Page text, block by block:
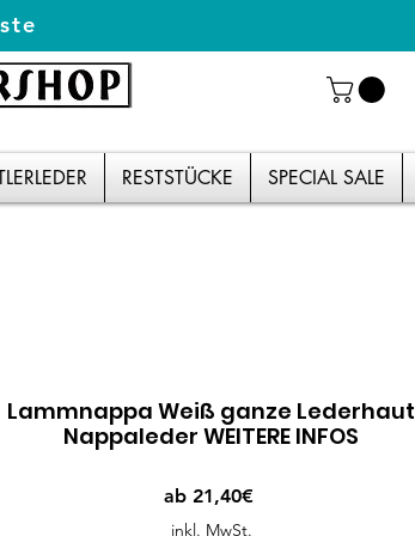
RESTSTÜCKE SPECIAL SALE
Lammnappa Weiß ganze Lederhaut
Nappaleder WEITERE INFOS
ab 21,40€Sale-
inkl. MwSt.